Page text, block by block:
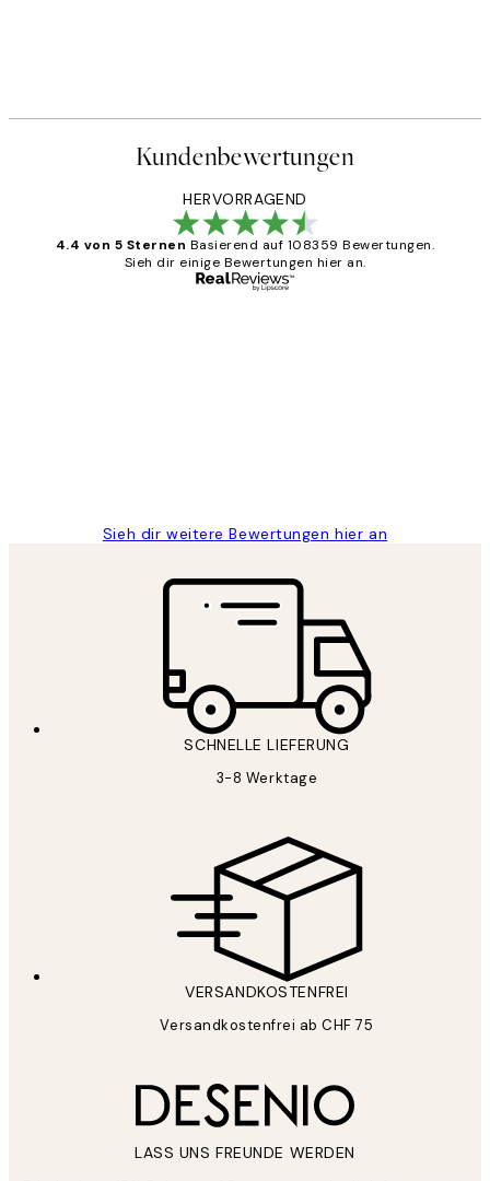
Kundenbewertungen
HERVORRAGEND
4.4 von 5 Sternen Basierend auf 108359 Bewertungen.
Sieh dir einige Bewertungen hier an.
Sieh dir weitere Bewertungen hier an
SCHNELLE LIEFERUNG
3-8 Werktage
VERSANDKOSTENFREI
Versandkostenfrei ab CHF 75
LASS UNS FREUNDE WERDEN